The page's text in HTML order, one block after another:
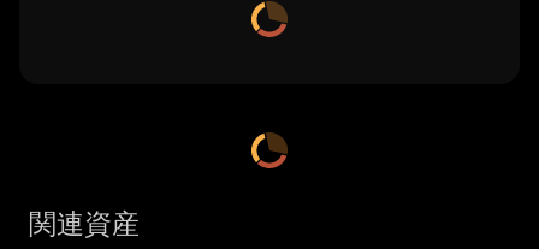
関連資産